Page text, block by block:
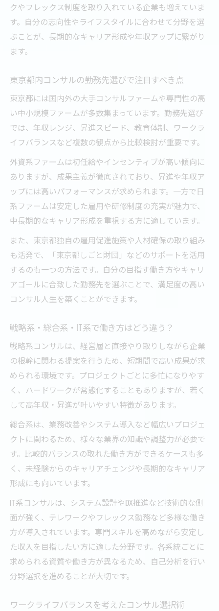
クやフレックス制度を取り入れている企業も増えていま
す。自分の志向性やライフスタイルに合わせて分野を選
ぶことが、長期的なキャリア形成や年収アップに繋がり
ます。
東京都内コンサルの勤務先選びで注目すべき点
東京都には国内外の大手コンサルファームや専門性の高
い中小規模ファームが多数集まっています。勤務先選び
では、年収レンジ、昇進スピード、教育体制、ワークラ
イフバランスなど複数の観点から比較検討が重要です。
外資系ファームは初任給やインセンティブが高い傾向に
ありますが、成果主義が徹底されており、昇進や年収ア
ップには高いパフォーマンスが求められます。一方で日
系ファームは安定した雇用や研修制度の充実が魅力で、
中長期的なキャリア形成を重視する方に適しています。
また、東京都独自の雇用促進施策や人材確保の取り組み
も活発で、「東京都しごと財団」などのサポートを活用
するのも一つの方法です。自分の目指す働き方やキャリ
アゴールに合致した勤務先を選ぶことで、満足度の高い
コンサル人生を築くことができます。
戦略系・総合系・IT系で働き方はどう違う？
戦略系コンサルは、経営層と直接やり取りしながら企業
の根幹に関わる提案を行うため、短期間で高い成果が求
められる環境です。プロジェクトごとに多忙になりやす
く、ハードワークが常態化することもありますが、若く
して高年収・昇進が叶いやすい特徴があります。
総合系は、業務改善やシステム導入など幅広いプロジェ
クトに関わるため、様々な業界の知識や調整力が必要で
す。比較的バランスの取れた働き方ができるケースも多
く、未経験からのキャリアチェンジや長期的なキャリア
形成にも向いています。
IT系コンサルは、システム設計やDX推進など技術的な側
面が強く、テレワークやフレックス勤務など多様な働き
方が導入されています。専門スキルを高めながら安定し
た収入を目指したい方に適した分野です。各系統ごとに
求められる資質や働き方が異なるため、自己分析を行い
分野選択を進めることが大切です。
ワークライフバランスを考えたコンサル選択術